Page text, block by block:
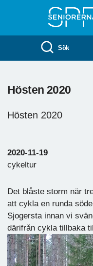
Sök
Hösten 2020
Hösten 2020
2020-11-
cykeltur
Det blåste storm när
att cykla en runda
Sjogersta innan vi
därifrån cykla tillbaka